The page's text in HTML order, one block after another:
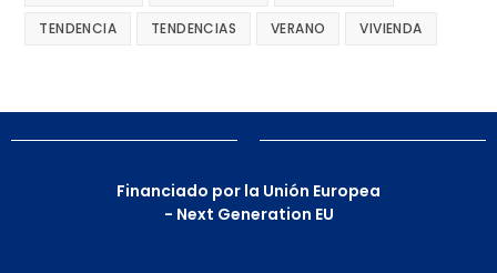
TENDENCIA TENDENCIAS VERANO VIVIENDA
Financiado por la Unión Europea
- Next Generation EU